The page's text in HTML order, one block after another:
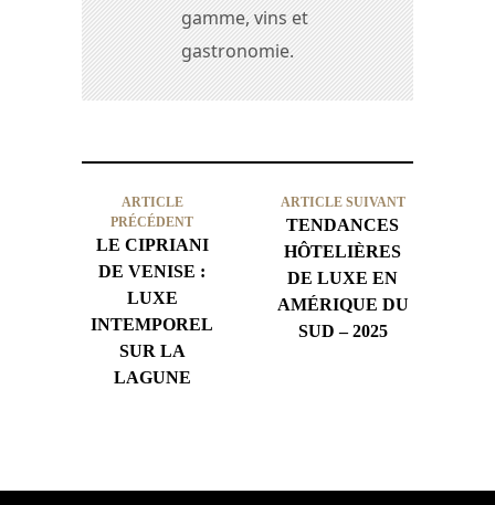
gamme, vins et
gastronomie.
ARTICLE
PRÉCÉDENT
LE CIPRIANI
DE VENISE :
LUXE
INTEMPOREL
SUR LA
LAGUNE
ARTICLE SUIVANT
TENDANCES
HÔTELIÈRES
DE LUXE EN
AMÉRIQUE DU
SUD – 2025